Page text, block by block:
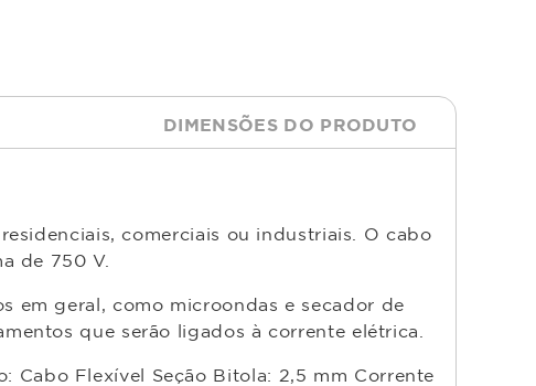
DIMENSÕES DO PRODUTO
comerciais ou industriais. O cabo
de 750 V.
em geral, como microondas e secador de
que serão ligados à corrente elétrica.
Cabo Flexível Seção Bitola: 2,5 mm Corrente